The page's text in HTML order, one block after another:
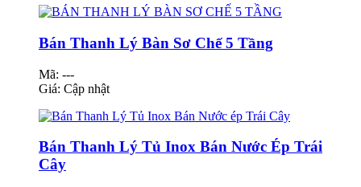
Bán Thanh Lý Bàn Sơ Chế 5 Tầng
Mã: ---
Giá: Cập nhật
Bán Thanh Lý Tủ Inox Bán Nước Ép Trái
Cây